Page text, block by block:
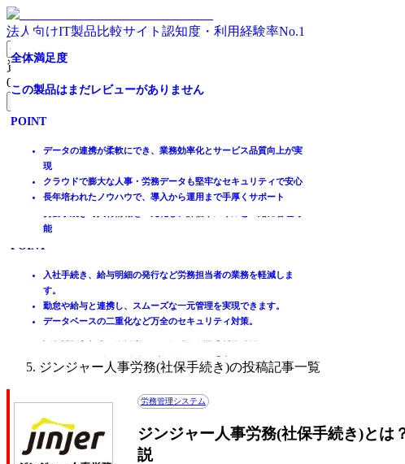
法人向けIT製品比較サイト 認知度・利用経験率No.1
資料請求リスト
0件
製品を探す
ランキングから探す
記事を読む
はじめての方へ
掲載について
動画で学ぶ
IT製品比較TOP
人事・労務
ジンジャー人事労務(社保手続き)の投稿記事一覧
労務管理システム
ジンジャー人事労務(社保手続き)とは
説
入社から退社まで、あらゆる労務管理がSmartHRで完結
全体満足度
☆☆☆☆☆
件
POINT
あらゆる労務業務をミスなく、 カンタンにペーパレス化
すべての従業員にとって 使いやすく コミュニケーションが効率化
あらゆるシーンで自然にデータが集まる・蓄まる
人事・労務手続きを一元管理できるクラウドシステム
全体満足度
☆☆☆☆☆
POINT
労務管理クラウドシェアNo.1の豊富な導入実績
初心者でも迷わず使えるシンプルな操作設計
人事労務業務をまるごと効率化
無料で始める労務管理｜NO.1人事システムは
全体満足度
☆☆☆☆☆
POINT
シリーズ導入25万社以上！電話・メール・チャットで無料サポー
ト
入退社・年末調整・ストレスチェック等幅広い業務を自動・効率
化
業務効率化を実現できる労務管理システム
全体満足度
☆☆☆☆☆
POINT
面倒な労務関連業務の手続きがラクになる!
従業員マスタを一元管理し、オンラインで履歴、最新情報を確認
月800円/1名で豊富な機能をご提供
労務管理業務の効率化と従業員情報の一元管理を実現！
全体満足度
☆☆☆☆☆
POINT
入社手続き、給与明細発行、台帳作成などの労務業務を効率化！
ストレスチェックの実施や面談記録などの情報も管理可能
給与計算や勤怠管理システムと連携し、従業員情報を一元管理
アクティブユーザ4,400,000人！
全体満足度
☆☆☆☆☆
POINT
入社手続き、給与明細の発行など労務担当者の業務を軽減しま
す。
勤怠や給与と連携し、スムーズな一元管理を実現できます。
データベースの二重化など万全のセキュリティ対策。
従業員の入社から退社まで労務業務を完全サポート！
全体満足度
この製品はまだレビューがありません
POINT
入社手続きをペーパーレス化して大幅に工数削減
年末調整の記入や書類回収もオンラインでかんたん便利に
能
全体満足度
この製品はまだレビューがありません
POINT
データの連携が柔軟にでき、業務効率化とサービス品質向上が実
現
クラウドで膨大な人事・労務データも堅牢なセキュリティで安心
長年培われたノウハウで、導入から運用まで手厚くサポート